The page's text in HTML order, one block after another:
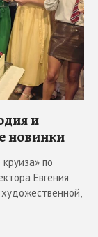
и
новинки
по
Евгения